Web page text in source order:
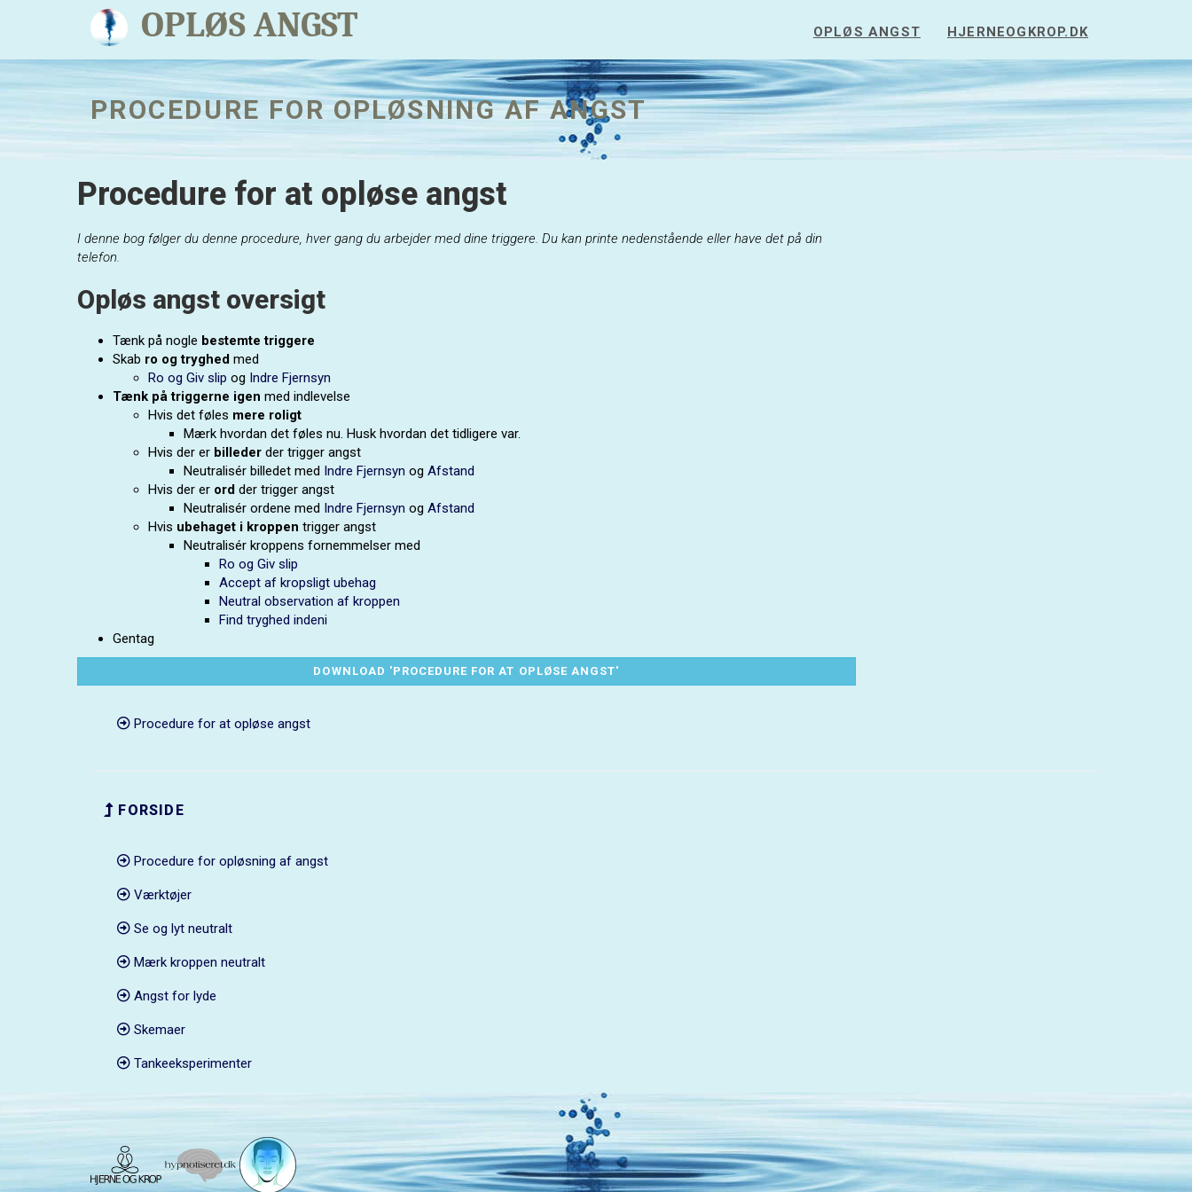
OPLØS ANGST OPLØS ANGST HJERNEOGKROP.DK
PROCEDURE FOR OPLØSNING AF ANGST
Procedure for at opløse angst
I denne bog følger du denne procedure, hver gang du arbejder med dine triggere. Du kan printe nedenstående eller have det på din
telefon.
Opløs angst oversigt
Tænk på nogle bestemte triggere
Skab ro og tryghed med
Ro og Giv slip og Indre Fjernsyn
Tænk på triggerne igen med indlevelse
Hvis det føles mere roligt
Mærk hvordan det føles nu. Husk hvordan det tidligere var.
Hvis der er billeder der trigger angst
Neutralisér billedet med Indre Fjernsyn og Afstand
Hvis der er ord der trigger angst
Neutralisér ordene med Indre Fjernsyn og Afstand
Hvis ubehaget i kroppen trigger angst
Neutralisér kroppens fornemmelser med
Ro og Giv slip
Accept af kropsligt ubehag
Neutral observation af kroppen
Find tryghed indeni
Gentag
DOWNLOAD 'PROCEDURE FOR AT OPLØSE ANGST'
Procedure for at opløse angst
FORSIDE
Procedure for opløsning af angst
Værktøjer
Se og lyt neutralt
Mærk kroppen neutralt
Angst for lyde
Skemaer
Tankeeksperimenter